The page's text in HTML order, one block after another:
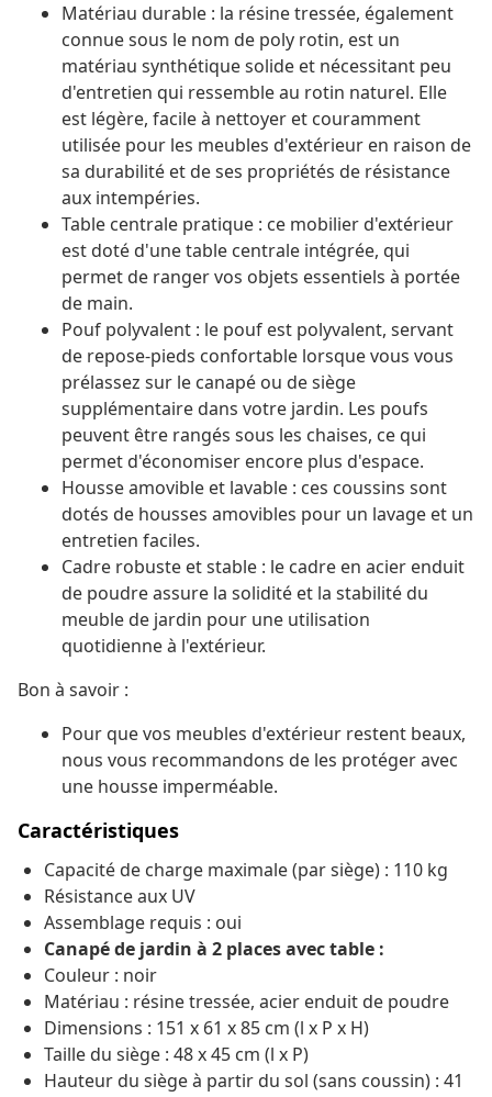
Matériau durable : la résine tressée, également
connue sous le nom de poly rotin, est un
matériau synthétique solide et nécessitant peu
d'entretien qui ressemble au rotin naturel. Elle
est légère, facile à nettoyer et couramment
utilisée pour les meubles d'extérieur en raison de
sa durabilité et de ses propriétés de résistance
aux intempéries.
Table centrale pratique : ce mobilier d'extérieur
est doté d'une table centrale intégrée, qui
permet de ranger vos objets essentiels à portée
de main.
Pouf polyvalent : le pouf est polyvalent, servant
de repose-pieds confortable lorsque vous vous
prélassez sur le canapé ou de siège
supplémentaire dans votre jardin. Les poufs
peuvent être rangés sous les chaises, ce qui
permet d'économiser encore plus d'espace.
Housse amovible et lavable : ces coussins sont
dotés de housses amovibles pour un lavage et un
entretien faciles.
Cadre robuste et stable : le cadre en acier enduit
de poudre assure la solidité et la stabilité du
meuble de jardin pour une utilisation
quotidienne à l'extérieur.
Bon à savoir :
Pour que vos meubles d'extérieur restent beaux,
nous vous recommandons de les protéger avec
une housse imperméable.
Caractéristiques
Capacité de charge maximale (par siège) : 110 kg
Résistance aux UV
Assemblage requis : oui
Canapé de jardin à 2 places avec table :
Couleur : noir
Matériau : résine tressée, acier enduit de poudre
Dimensions : 151 x 61 x 85 cm (l x P x H)
Taille du siège : 48 x 45 cm (l x P)
Hauteur du siège à partir du sol (sans coussin) : 41